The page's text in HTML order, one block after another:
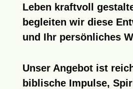
Leben kraftvoll
begleiten wir diese
und Ihr persönliches
UnserAngebotist
biblische Impulse,